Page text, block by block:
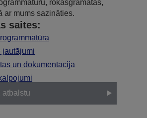
rokasgrāmatas,
ar mums sazināties.
saites:
jautājumi
un dokumentācija
atbalstu